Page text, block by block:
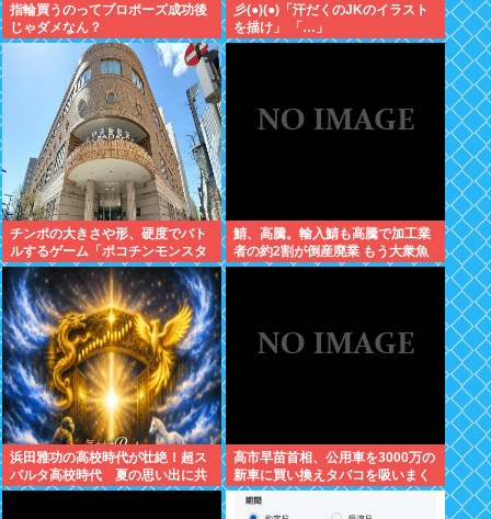
指輪買うのってプロポーズ成功後
じゃダメなん？
彡(●)(●)「汗だくのJKのイラスト
を描け」 「…」
チンポの大きさや形、硬度でバト
ルするゲーム「ポコチンモンスタ
ー」を作ろうと思う
鯖、高騰。輸入鯖も高騰で加工業
者の約2割が倒産廃業 もう大衆魚
から高級魚へ…
浜田雅功の高校時代が壮絶！超ス
パルタ高校時代 夏の思い出に共
演者衝撃「ええ？」
高市早苗首相、公用車を3000万の
新車に買い換えタバコを吸いまく
っていた